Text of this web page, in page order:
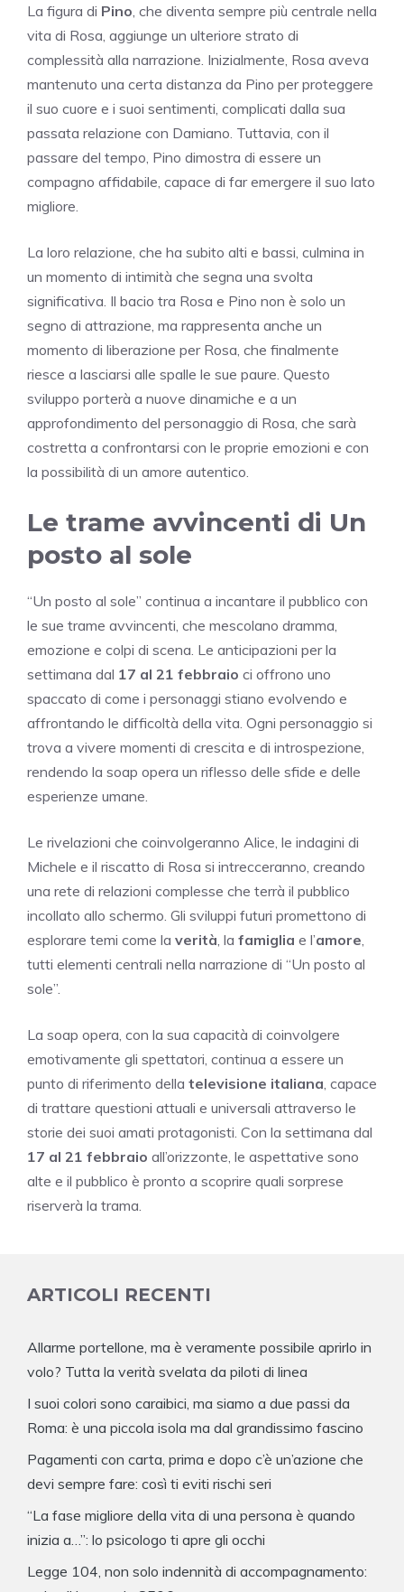
La figura di Pino , che diventa sempre più centrale nella
vita di Rosa, aggiunge un ulteriore strato di
complessità alla narrazione. Inizialmente, Rosa aveva
mantenuto una certa distanza da Pino per proteggere
il suo cuore e i suoi sentimenti, complicati dalla sua
passata relazione con Damiano. Tuttavia, con il
passare del tempo, Pino dimostra di essere un
compagno affidabile, capace di far emergere il suo lato
migliore.
La loro relazione, che ha subito alti e bassi, culmina in
un momento di intimità che segna una svolta
significativa. Il bacio tra Rosa e Pino non è solo un
segno di attrazione, ma rappresenta anche un
momento di liberazione per Rosa, che finalmente
riesce a lasciarsi alle spalle le sue paure. Questo
sviluppo porterà a nuove dinamiche e a un
approfondimento del personaggio di Rosa, che sarà
costretta a confrontarsi con le proprie emozioni e con
la possibilità di un amore autentico.
Le trame avvincenti di Un
posto al sole
“Un posto al sole” continua a incantare il pubblico con
le sue trame avvincenti, che mescolano dramma,
emozione e colpi di scena. Le anticipazioni per la
settimana dal 17 al 21 febbraio ci offrono uno
spaccato di come i personaggi stiano evolvendo e
affrontando le difficoltà della vita. Ogni personaggio si
trova a vivere momenti di crescita e di introspezione,
rendendo la soap opera un riflesso delle sfide e delle
esperienze umane.
Le rivelazioni che coinvolgeranno Alice, le indagini di
Michele e il riscatto di Rosa si intrecceranno, creando
una rete di relazioni complesse che terrà il pubblico
incollato allo schermo. Gli sviluppi futuri promettono di
esplorare temi come la verità , la famiglia e l’amore
tutti elementi centrali nella narrazione di “Un posto al
sole”.
La soap opera, con la sua capacità di coinvolgere
emotivamente gli spettatori, continua a essere un
punto di riferimento della televisione italiana , capace
di trattare questioni attuali e universali attraverso le
storie dei suoi amati protagonisti. Con la settimana dal
17 al 21 febbraio all’orizzonte, le aspettative sono
alte e il pubblico è pronto a scoprire quali sorprese
riserverà la trama.
ARTICOLI RECENTI
Allarme portellone, ma è veramente possibile aprirlo in
volo? Tutta la verità svelata da piloti di linea
I suoi colori sono caraibici, ma siamo a due passi da
Roma: è una piccola isola ma dal grandissimo fascino
Pagamenti con carta, prima e dopo c’è un’azione che
devi sempre fare: così ti eviti rischi seri
“La fase migliore della vita di una persona è quando
inizia a…”: lo psicologo ti apre gli occhi
Legge 104, non solo indennità di accompagnamento: